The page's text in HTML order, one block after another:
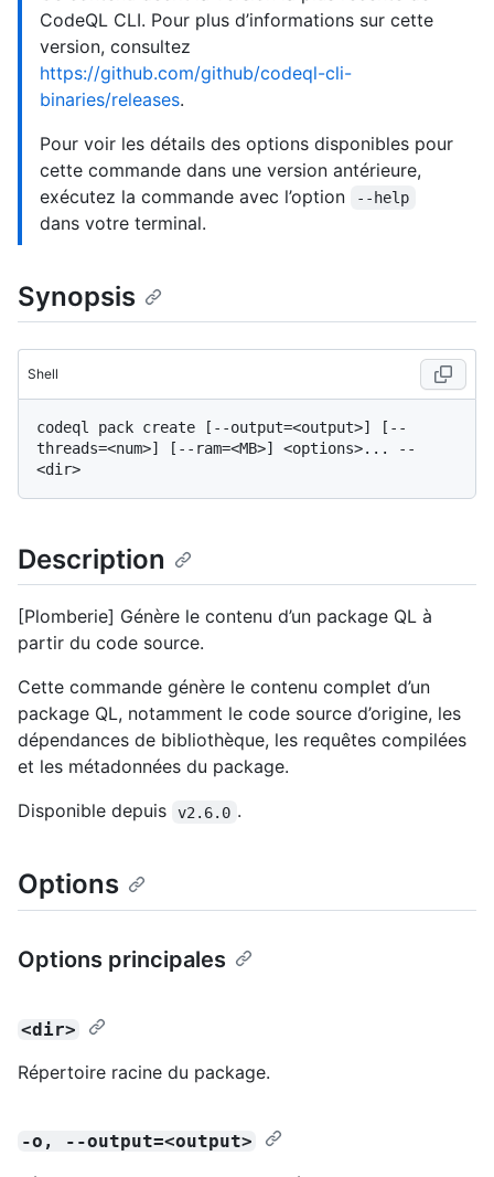
CodeQL CLI. Pour plus d’informations sur cette
version, consultez
https://github.com/github/codeql-cli-
binaries/releases.
Pour voir les détails des options disponibles pour
cette commande dans une version antérieure,
exécutez la commande avec l’option
--help
dans votre terminal.
Synopsis
Shell
codeql pack create [--output=<output>] [--
threads=<num>] [--ram=<MB>] <options>... --
Description
[Plomberie] Génère le contenu d’un package QL à
partir du code source.
Cette commande génère le contenu complet d’un
package QL, notamment le code source d’origine, les
dépendances de bibliothèque, les requêtes compilées
et les métadonnées du package.
Disponible depuis
v2.6.0 .
Options
Options principales
<dir>
Répertoire racine du package.
-o, --output=<output>